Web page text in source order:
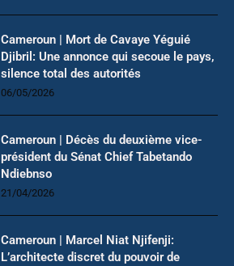
Cameroun | Mort de Cavaye Yéguié
Djibril: Une annonce qui secoue le pays,
silence total des autorités
06/05/2026
Cameroun | Décès du deuxième vice-
président du Sénat Chief Tabetando
Ndiebnso
21/04/2026
Cameroun | Marcel Niat Njifenji:
L’architecte discret du pouvoir de